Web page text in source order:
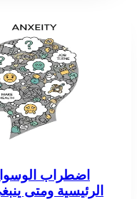
اضطراب
الرئيسية ومتى